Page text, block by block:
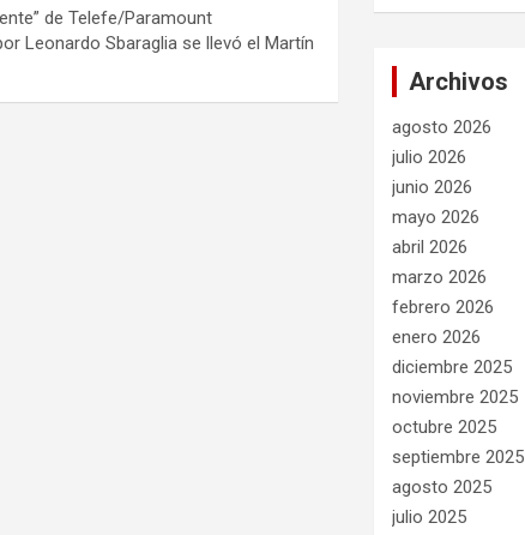
de Telefe/Paramount
Leonardo Sbaraglia se llevó el Martín
Archivos
agosto 2026
julio 2026
junio 2026
mayo 2026
abril 2026
marzo 2026
febrero 2026
enero 2026
diciembre 2025
noviembre 2025
octubre 2025
septiembre 2025
agosto 2025
julio 2025